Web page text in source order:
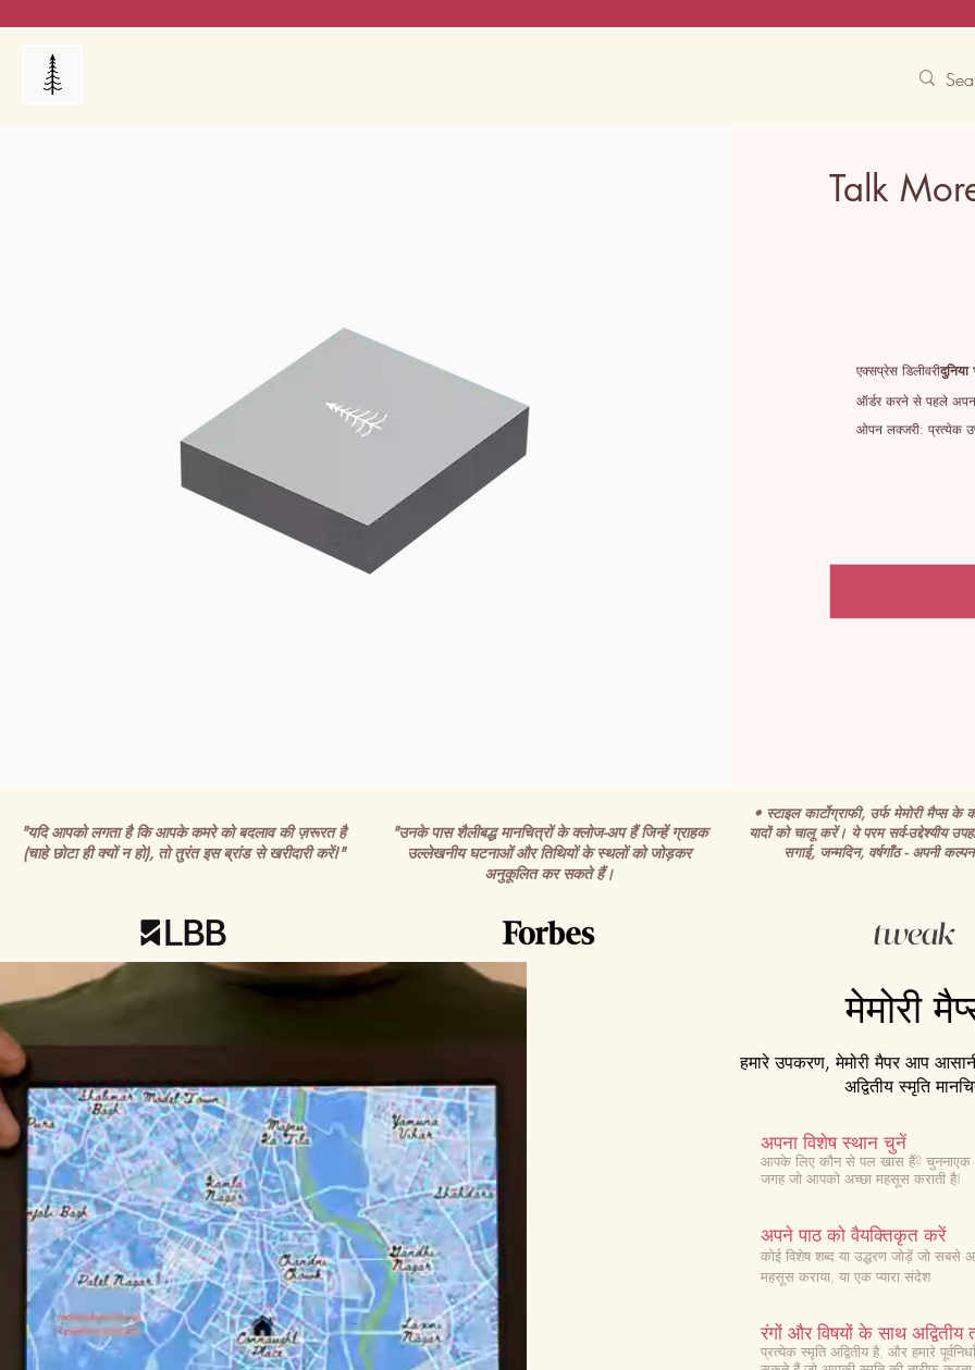
Talk
एक्सप्रेस डिलीवरी
ऑर्डर करने से पहले
ओपन लक्जरी: प्रत्येक
"यदि आपको लगता है कि आपके कमरे को बदलाव की ज़रूरत है
(चाहे छोटा ही क्यों न हो), तो तुरंत इस ब्रांड से खरीदारी करें!"
"उनके पास शैलीबद्ध मानचित्रों के क्लोज-अप हैं जिन्हें ग्राहक
उल्लेखनीय घटनाओं और तिथियों के स्थलों को जोड़कर
अनुकूलित कर सकते हैं।
• स्टाइल कार्टोग्राफी, उर्फ मेमोरी मैप्स के
यादों को चालू करें। ये परम सर्व-उद्देश्यीय
सगाई, जन्मदिन, वर्षगाँठ - अपनी
मेमोरी
हमारे उपकरण, मेमोरी मैपर आप
अद्वितीय स्मृति
अपना विशेष स्थान चुनें
आपके लिए कौन से पल खास हैं? चुननाएक
जगह जो आपको अच्छा महसूस कराती है!
अपने पाठ को वैयक्तिकृत करें
कोई विशेष शब्द या उद्धरण जोड़ें जो सबसे
महसूस कराया, या एक प्यारा संदेश
रंगों और विषयों के साथ
प्रत्येक स्मृति अद्वितीय है, और हमारे